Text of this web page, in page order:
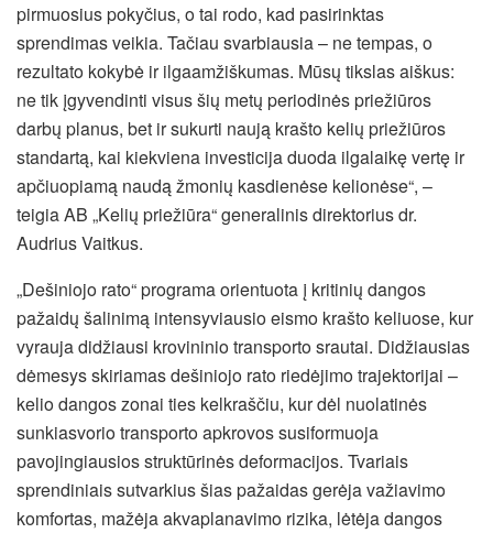
pirmuosius pokyčius, o tai rodo, kad pasirinktas
sprendimas veikia. Tačiau svarbiausia – ne tempas, o
rezultato kokybė ir ilgaamžiškumas. Mūsų tikslas aiškus:
ne tik įgyvendinti visus šių metų periodinės priežiūros
darbų planus, bet ir sukurti naują krašto kelių priežiūros
standartą, kai kiekviena investicija duoda ilgalaikę vertę ir
apčiuopiamą naudą žmonių kasdienėse kelionėse“, –
teigia AB „Kelių priežiūra“ generalinis direktorius dr.
Audrius Vaitkus.
„Dešiniojo rato“ programa orientuota į kritinių dangos
pažaidų šalinimą intensyviausio eismo krašto keliuose, kur
vyrauja didžiausi krovininio transporto srautai. Didžiausias
dėmesys skiriamas dešiniojo rato riedėjimo trajektorijai –
kelio dangos zonai ties kelkraščiu, kur dėl nuolatinės
sunkiasvorio transporto apkrovos susiformuoja
pavojingiausios struktūrinės deformacijos. Tvariais
sprendiniais sutvarkius šias pažaidas gerėja važiavimo
komfortas, mažėja akvaplanavimo rizika, lėtėja dangos